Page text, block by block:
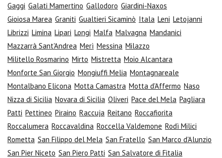
Gaggi Galati Mamertino Gallodoro Giardini-Naxos
Gioiosa Marea Graniti Gualtieri Sicaminò Itala Leni Letojanni
Librizzi Limina Lipari Longi Malfa Malvagna Mandanici
Mazzarrà Sant'Andrea Merì Messina Milazzo
Militello Rosmarino Mirto Mistretta Moio Alcantara
Monforte San Giorgio Mongiuffi Melia Montagnareale
Montalbano Elicona Motta Camastra Motta d'Affermo Naso
Nizza di Sicilia Novara di Sicilia Oliveri Pace del Mela Pagliara
Patti Pettineo Piraino Raccuja Reitano Roccafiorita
Roccalumera Roccavaldina Roccella Valdemone Rodì Milici
Rometta San Filippo del Mela San Fratello San Marco d'Alunzio
San Pier Niceto San Piero Patti San Salvatore di Fitalia